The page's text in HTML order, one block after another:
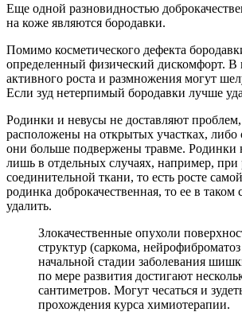
Еще одной разновидностью
на коже являются бородавки.
Помимо косметического дефекта
определенный физический дискомфорт. В
активного роста и размножения могут
Если зуд нетерпимый бородавки лучше
Родинки и невусы не доставляют
расположены на открытых участках, либо
они больше подвержены травме. Родинки
лишь в отдельных случаях, например, при
соединительной ткани, то есть росте
родинка доброкачественная, то ее в таком
удалить.
Злокачественные опухоли
структур (саркома,
начальной стадии заболевания
по мере развития достигают
сантиметров. Могут чесаться и
прохождения курса химиотерапии.